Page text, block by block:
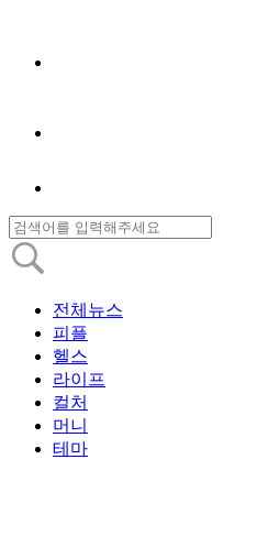
전체뉴스
피플
헬스
라이프
컬처
머니
테마